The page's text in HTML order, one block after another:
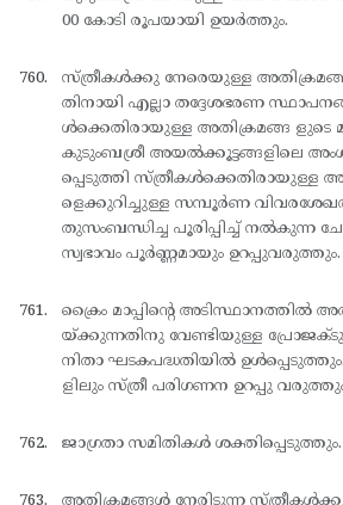
00 കോടി രൂപയായി ഉയര്‍ത്തും.
സ്ത്രീകള്‍ക്കു നേരെയുള്ള
തിനായി എല്ലാ തദ്ദേശഭരണ
ള്‍ക്കെതിരായുള്ള അതിക്രമങ്ങ ളുടെ
കുടുംബശ്രീ അയല്‍ക്കൂട്ടങ്ങളിലെ
പ്പെടുത്തി സ്ത്രീകള്‍ക്കെതിരായുള്ള
ളെക്കുറിച്ചുള്ള സമ്പൂര്‍ണ
തുസംബന്ധിച്ച പൂരിപ്പിച്ച് നല്‍കുന്ന
സ്വഭാവം പൂര്‍ണ്ണമായും ഉറപ്പുവരുത്തും.
ക്രൈം മാപ്പിന്റെ അടിസ്ഥാനത്തില്‍
യ്ക്കുന്നതിനു വേണ്ടിയുള്ള
നിതാ ഘടകപദ്ധതിയില്‍
ളിലും സ്ത്രീ പരിഗണന ഉറപ്പു
ജാഗ്രതാ സമിതികള്‍ ശക്തിപ്പെടുത്തും.
അതിക്രമങ്ങള്‍ നേരിടുന്ന